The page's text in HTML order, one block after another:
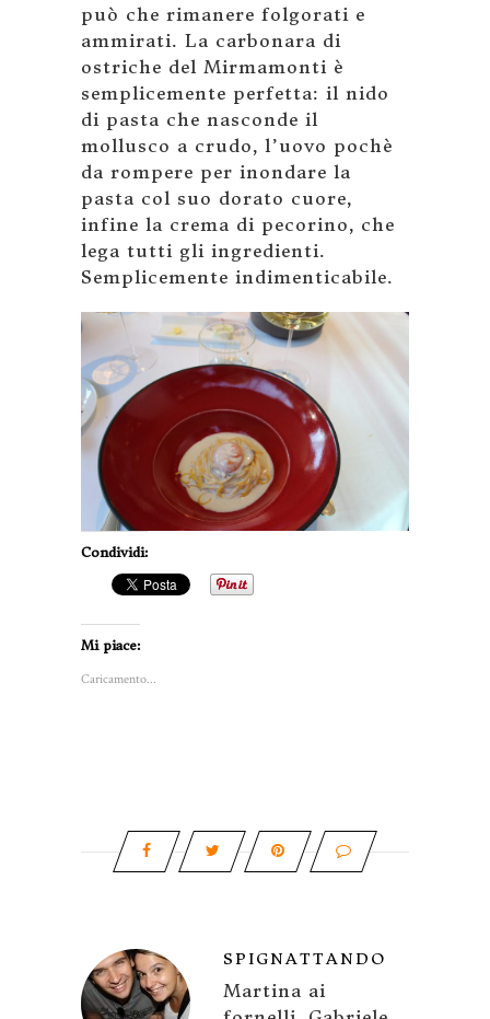
può che rimanere folgorati e
ammirati. La carbonara di
ostriche del Mirmamonti è
semplicemente perfetta: il nido
di pasta che nasconde il
mollusco a crudo, l’uovo pochè
da rompere per inondare la
pasta col suo dorato cuore,
infine la crema di pecorino, che
lega tutti gli ingredienti.
Semplicemente indimenticabile.
Condividi:
Mi piace:
Caricamento...
SPIGNATTANDO
Martina ai